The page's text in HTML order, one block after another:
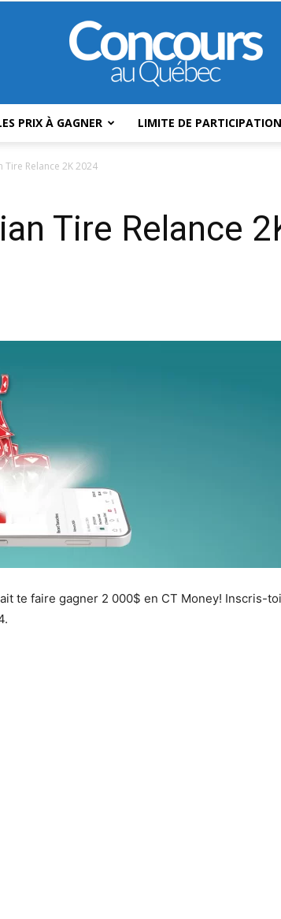
Au
Québec
PRIX À GAGNER LIMITE DE PARTICIPATION
Relance 2K 2024
Tire Relance
te faire gagner 2 000$ en CT Money! Inscris-toi